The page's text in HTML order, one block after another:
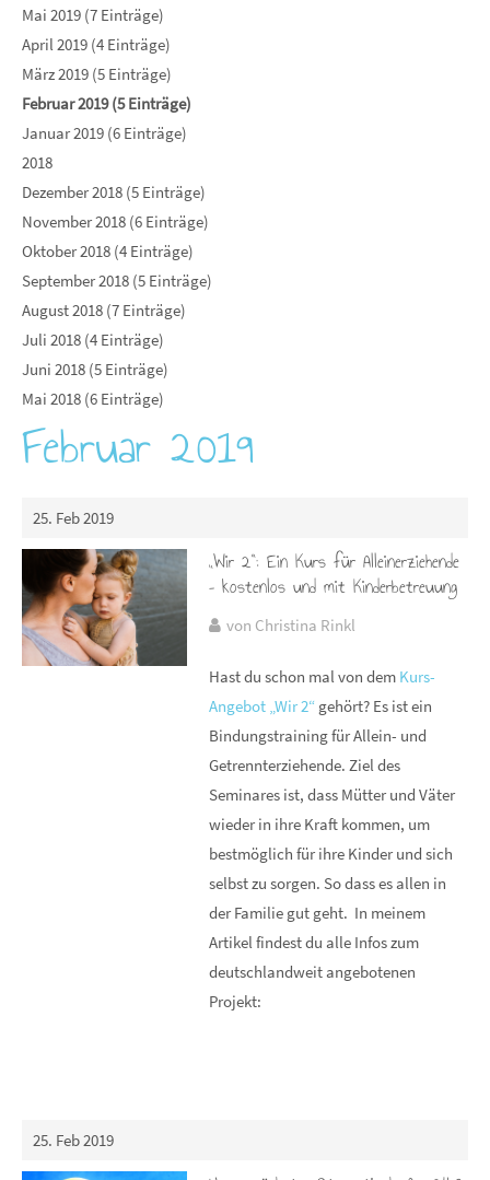
Mai 2019 (7 Einträge)
April 2019 (4 Einträge)
März 2019 (5 Einträge)
Februar 2019 (5 Einträge)
Januar 2019 (6 Einträge)
2018
Dezember 2018 (5 Einträge)
November 2018 (6 Einträge)
Oktober 2018 (4 Einträge)
September 2018 (5 Einträge)
August 2018 (7 Einträge)
Juli 2018 (4 Einträge)
Juni 2018 (5 Einträge)
Mai 2018 (6 Einträge)
Februar 2019
25. Feb 2019
„Wir 2“: Ein Kurs für Alleinerziehende
– kostenlos und mit Kinderbetreuung
von Christina Rinkl
Hast du schon mal von dem Kurs-
Angebot „Wir 2“ gehört? Es ist ein
Bindungstraining für Allein- und
Getrennterziehende. Ziel des
Seminares ist, dass Mütter und Väter
wieder in ihre Kraft kommen, um
bestmöglich für ihre Kinder und sich
selbst zu sorgen. So dass es allen in
der Familie gut geht. In meinem
Artikel findest du alle Infos zum
deutschlandweit angebotenen
Projekt:
25. Feb 2019